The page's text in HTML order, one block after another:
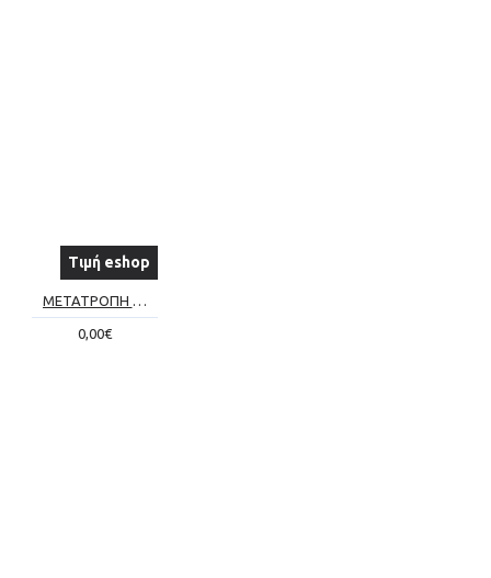
Τιμή eshop
0,00€